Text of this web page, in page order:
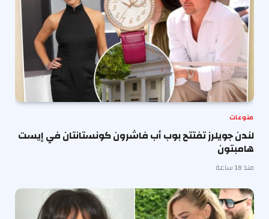
منوعات
لندن جويلرز تفتتح بوب أب فاشرون كونستانتان في إيست
هامبتون
منذ 18 ساعة